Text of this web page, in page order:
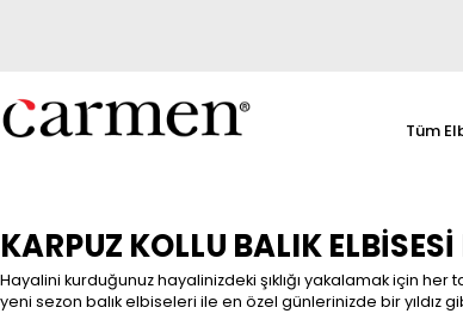
Tüm
KARPUZ KOLLU BALIK
Hayalini kurduğunuz hayalinizdeki şıklığı yakalamak için
yeni sezon balık elbiseleri ile en özel günlerinizde bir yıldız